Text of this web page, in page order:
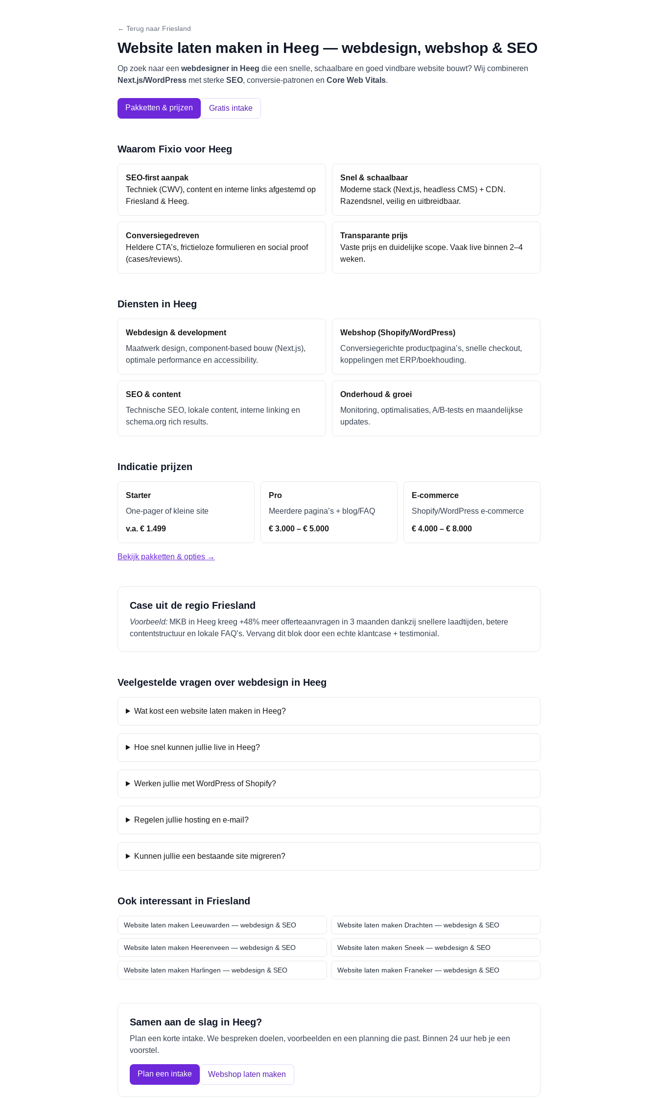
← Terug naar Friesland
Website laten maken in Heeg — webdesign, webshop & SEO
Op zoek naar een webdesigner in Heeg die een snelle, schaalbare en goed vindbare website bouwt? Wij combineren
Next.js/WordPress met sterke SEO, conversie-patronen en Core Web Vitals.
Pakketten & prijzen Gratis intake
Waarom Fixio voor Heeg
SEO-first aanpak
Techniek (CWV), content en interne links afgestemd op
Friesland & Heeg.
Snel & schaalbaar
Moderne stack (Next.js, headless CMS) + CDN.
Razendsnel, veilig en uitbreidbaar.
Conversiegedreven
Heldere CTA’s, frictieloze formulieren en social proof
(cases/reviews).
Transparante prijs
Vaste prijs en duidelijke scope. Vaak live binnen 2–4
weken.
Diensten in Heeg
Webdesign & development
Maatwerk design, component-based bouw (Next.js),
optimale performance en accessibility.
Webshop (Shopify/WordPress)
Conversiegerichte productpagina’s, snelle checkout,
koppelingen met ERP/boekhouding.
SEO & content
Technische SEO, lokale content, interne linking en
schema.org rich results.
Onderhoud & groei
Monitoring, optimalisaties, A/B-tests en maandelijkse
updates.
Indicatie prijzen
Starter
One-pager of kleine site
v.a. € 1.499
Pro
Meerdere pagina’s + blog/FAQ
€ 3.000 – € 5.000
E-commerce
Shopify/WordPress e-commerce
€ 4.000 – € 8.000
Bekijk pakketten & opties →
Case uit de regio Friesland
Voorbeeld: MKB in Heeg kreeg +48% meer offerteaanvragen in 3 maanden dankzij snellere laadtijden, betere
contentstructuur en lokale FAQ’s. Vervang dit blok door een echte klantcase + testimonial.
Veelgestelde vragen over webdesign in Heeg
Wat kost een website laten maken in Heeg?
Hoe snel kunnen jullie live in Heeg?
Werken jullie met WordPress of Shopify?
Regelen jullie hosting en e-mail?
Kunnen jullie een bestaande site migreren?
Ook interessant in Friesland
Website laten maken Leeuwarden — webdesign & SEO Website laten maken Drachten — webdesign & SEO
Website laten maken Heerenveen — webdesign & SEO Website laten maken Sneek — webdesign & SEO
Website laten maken Harlingen — webdesign & SEO Website laten maken Franeker — webdesign & SEO
Samen aan de slag in Heeg?
Plan een korte intake. We bespreken doelen, voorbeelden en een planning die past. Binnen 24 uur heb je een
voorstel.
Plan een intake Webshop laten maken